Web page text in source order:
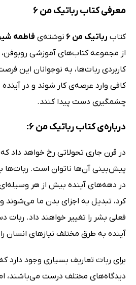
معرفی کتاب رباتیک من 6
کتاب رباتیک من 6 نوشته‌ی فاطمه
از مجموعه کتاب‌های آموزشی
کاربردی ربات‌ها، به نوجوانان این
کافی وارد عرصه‌ی کار شوند و در
چشمگیری دست پیدا کنند.
درباره‌ی کتاب رباتیک من 6:
در قرن جاری تحولاتی رخ خواهد داد
پیش‌بینی آن‌ها ناتوان است.
در دهه‌های آینده بیش از هر
کرد، تبدیل به اجزای بدن ما می‌شوند
فعلی بشر را تغییر خواهند داد.
آینده به طرق مختلف نیازهای انسان
برای ربات تعاریف بسیاری وجود دارد
دیدگاه‌های مختلف درست می‌باشند،